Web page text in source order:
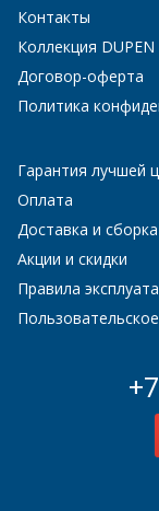
Контакты
Коллекция DUPEN
Договор-оферта
Политика
Гарантия лучшей
Оплата
Доставка и
Акции и скидки
Правила